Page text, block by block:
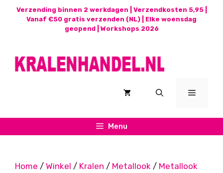
Verzending binnen 2 werkdagen | Verzendkosten 5,95 |
Vanaf €50 gratis verzenden (NL) | Elke woensdag
geopend | Workshops 2026
Menu
Menu
Home / Winkel / Kralen / Metallook / Metallook